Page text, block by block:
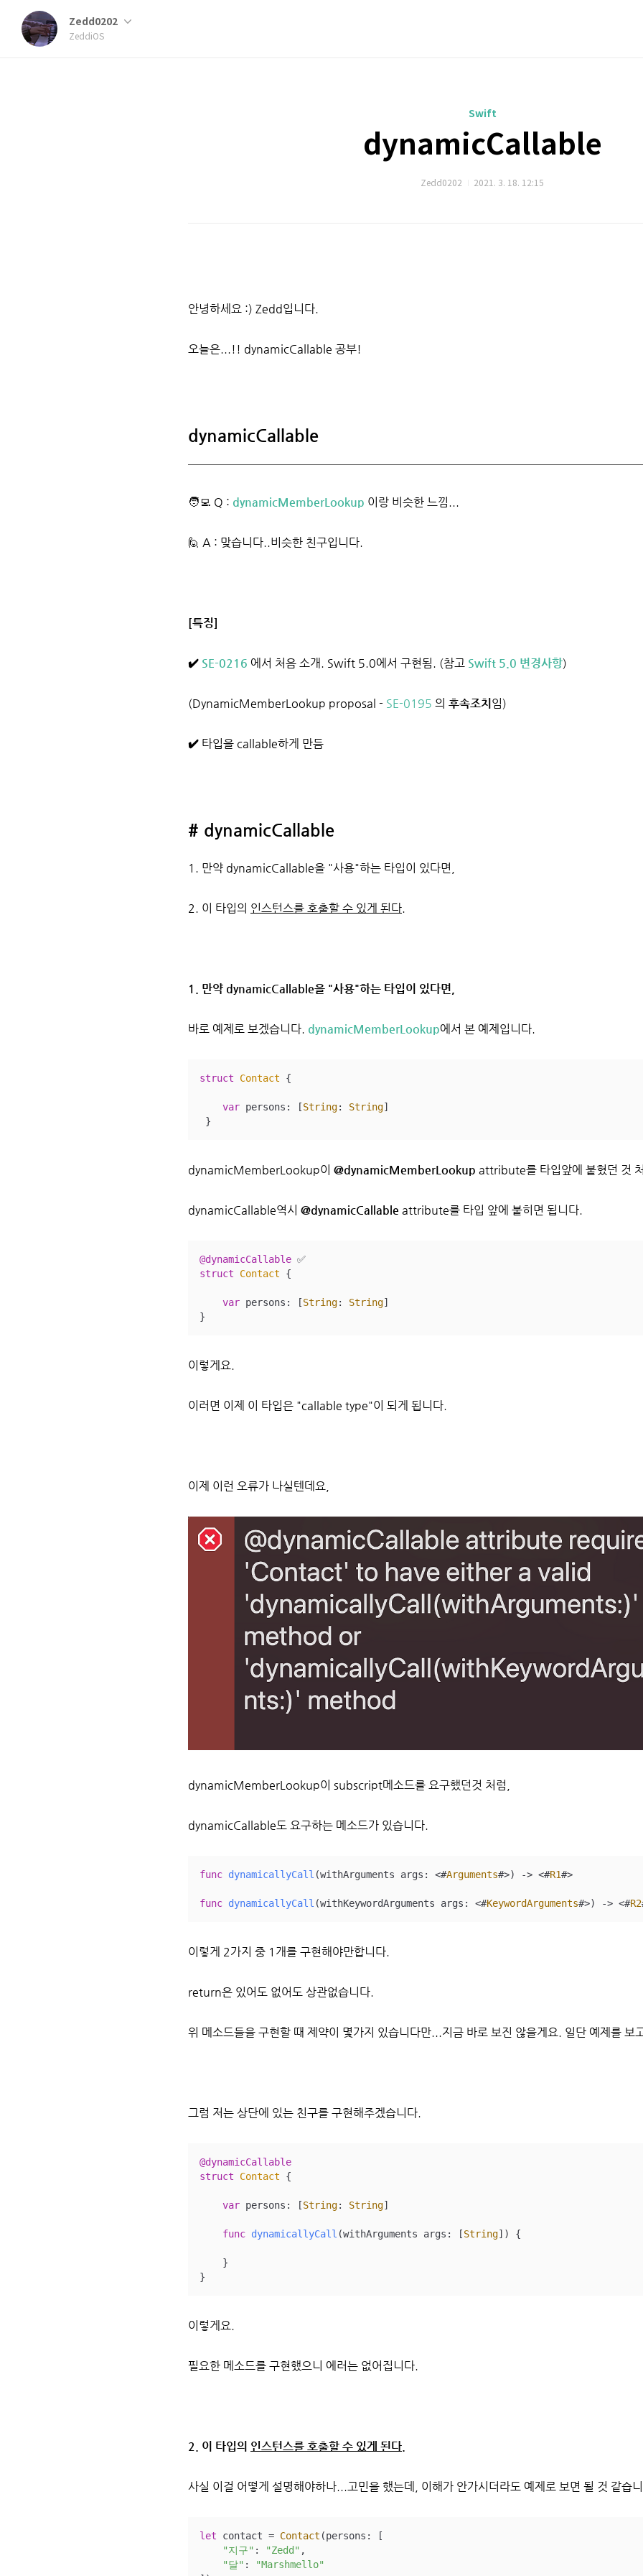
Zedd0202
ZeddiOS
Swift
dynamicCallable
Zedd0202 2021. 3. 18. 12:15
안녕하세요 :) Zedd입니다.
오늘은...!! dynamicCallable 공부!
dynamicCallable
🧑‍💻 Q : dynamicMemberLookup 이랑 비슷한 느낌...
🙋 A : 맞습니다..비슷한 친구입니다.
[특징]
✔️ SE-0216 에서 처음 소개. Swift 5.0에서 구현됨. (참고 Swift 5.0 변경사항)
(DynamicMemberLookup proposal - SE-0195 의 후속조치 임)
✔️ 타입을 callable하게 만듬
# dynamicCallable
1. 만약 dynamicCallable을 "사용"하는 타입이 있다면,
2. 이 타입의 인스턴스를 호출할 수 있게 된다.
1. 만약 dynamicCallable을 "사용"하는 타입이 있다면,
바로 예제로 보겠습니다. dynamicMemberLookup에서 본 예제입니다.
struct Contact {
var persons: [String: String]
}
dynamicMemberLookup이 @dynamicMemberLookup attribute를 타입앞에 붙혔던 것
dynamicCallable역시 @dynamicCallable attribute를 타입 앞에 붙히면 됩니다.
@dynamicCallable ✅
struct
Contact {
var persons: [String: String]
}
이렇게요.
이러면 이제 이 타입은 "callable type"이 되게 됩니다.
이제 이런 오류가 나실텐데요,
dynamicMemberLookup이 subscript메소드를 요구했던것 처럼,
dynamicCallable도 요구하는 메소드가 있습니다.
func dynamicallyCall (withArguments args : <#Arguments#>) -> <#R1#>
func dynamicallyCall (withKeywordArguments args : <#KeywordArguments#>) -> <#R2
이렇게 2가지 중 1개를 구현해야만합니다.
return은 있어도 없어도 상관없습니다.
위 메소드들을 구현할 때 제약이 몇가지 있습니다만...지금 바로 보진 않을게요. 일단 예제를 보
그럼 저는 상단에 있는 친구를 구현해주겠습니다.
@dynamicCallable
struct
Contact {
var persons: [String: String]
func dynamicallyCall (withArguments args : [String]) {
    }
}
이렇게요.
필요한 메소드를 구현했으니 에러는 없어집니다.
2. 이 타입의 인스턴스를 호출할 수 있게 된다.
사실 이걸 어떻게 설명해야하나...고민을 했는데, 이해가 안가시더라도 예제로 보면 될 것 같습
let contact = Contact (persons: [
"지구" : "Zedd" ,
"달" :
"Marshmello"